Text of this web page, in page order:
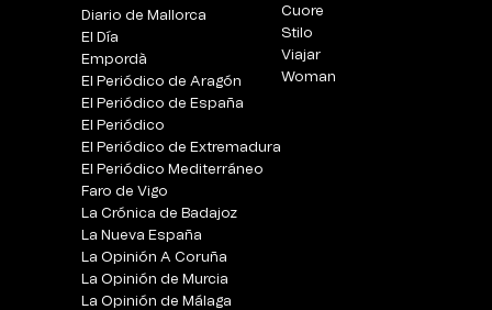
Diario de Mallorca
El Día
Empordà
El Periódico de Aragón
El Periódico de España
El Periódico
El Periódico de Extremadura
El Periódico Mediterráneo
Faro de Vigo
La Crónica de Badajoz
La Nueva España
La Opinión A Coruña
La Opinión de Murcia
La Opinión de Málaga
Cuore
Stilo
Viajar
Woman